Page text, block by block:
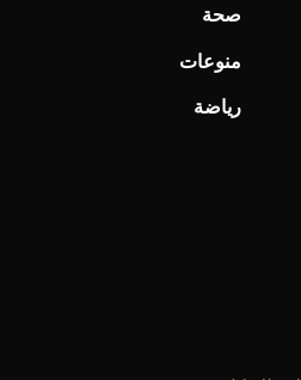
صحة
منوعات
رياضة